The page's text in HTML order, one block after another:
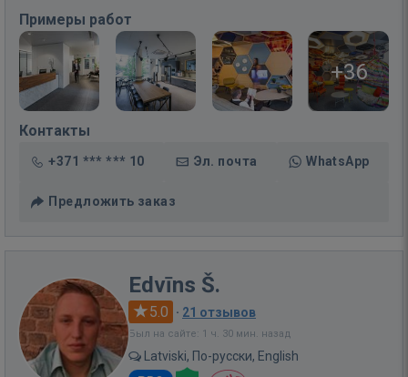
Примеры работ
+36
Контакты
+371 *** *** 10 Эл. почта WhatsApp
Предложить заказ
Edvīns Š.
5.0 · 21 отзывов
Был на сайте: 1 ч. 30 мин. назад
Latviski, По-русски, English